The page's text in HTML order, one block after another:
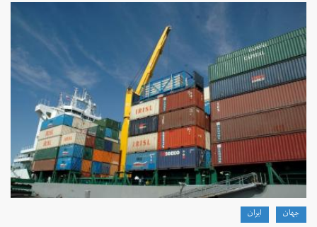
جهان ايران